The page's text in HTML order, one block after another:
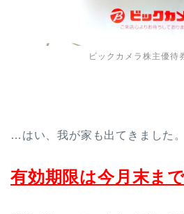
ビックカメラ株主優待
…はい、我が家も出てきました。
有効期限は今月末まで